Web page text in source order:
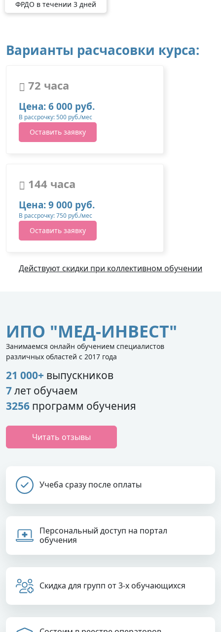
ФРДО в течении 3 дней
Варианты расчасовки курса:
72 часа
Цена: 6 000 руб.
В рассрочку: 500 руб./мес
Оставить заявку
144 часа
Цена: 9 000 руб.
В рассрочку: 750 руб./мес
Оставить заявку
Действуют скидки при коллективном обучении
ИПО "МЕД-ИНВЕСТ"
Занимаемся онлайн обучением специалистов
различных областей с 2017 года
21 000+ выпускников
7лет обучаем
3256 программ обучения
Читать отзывы
Учеба сразу после оплаты
Персональный доступ на портал
обучения
Скидка для групп от 3-х обучающихся